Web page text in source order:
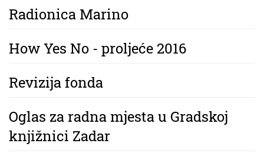
Radionica Marino
How Yes No - proljeće 2016
Revizija fonda
Oglas za radna mjesta u Gradskoj
knjižnici Zadar